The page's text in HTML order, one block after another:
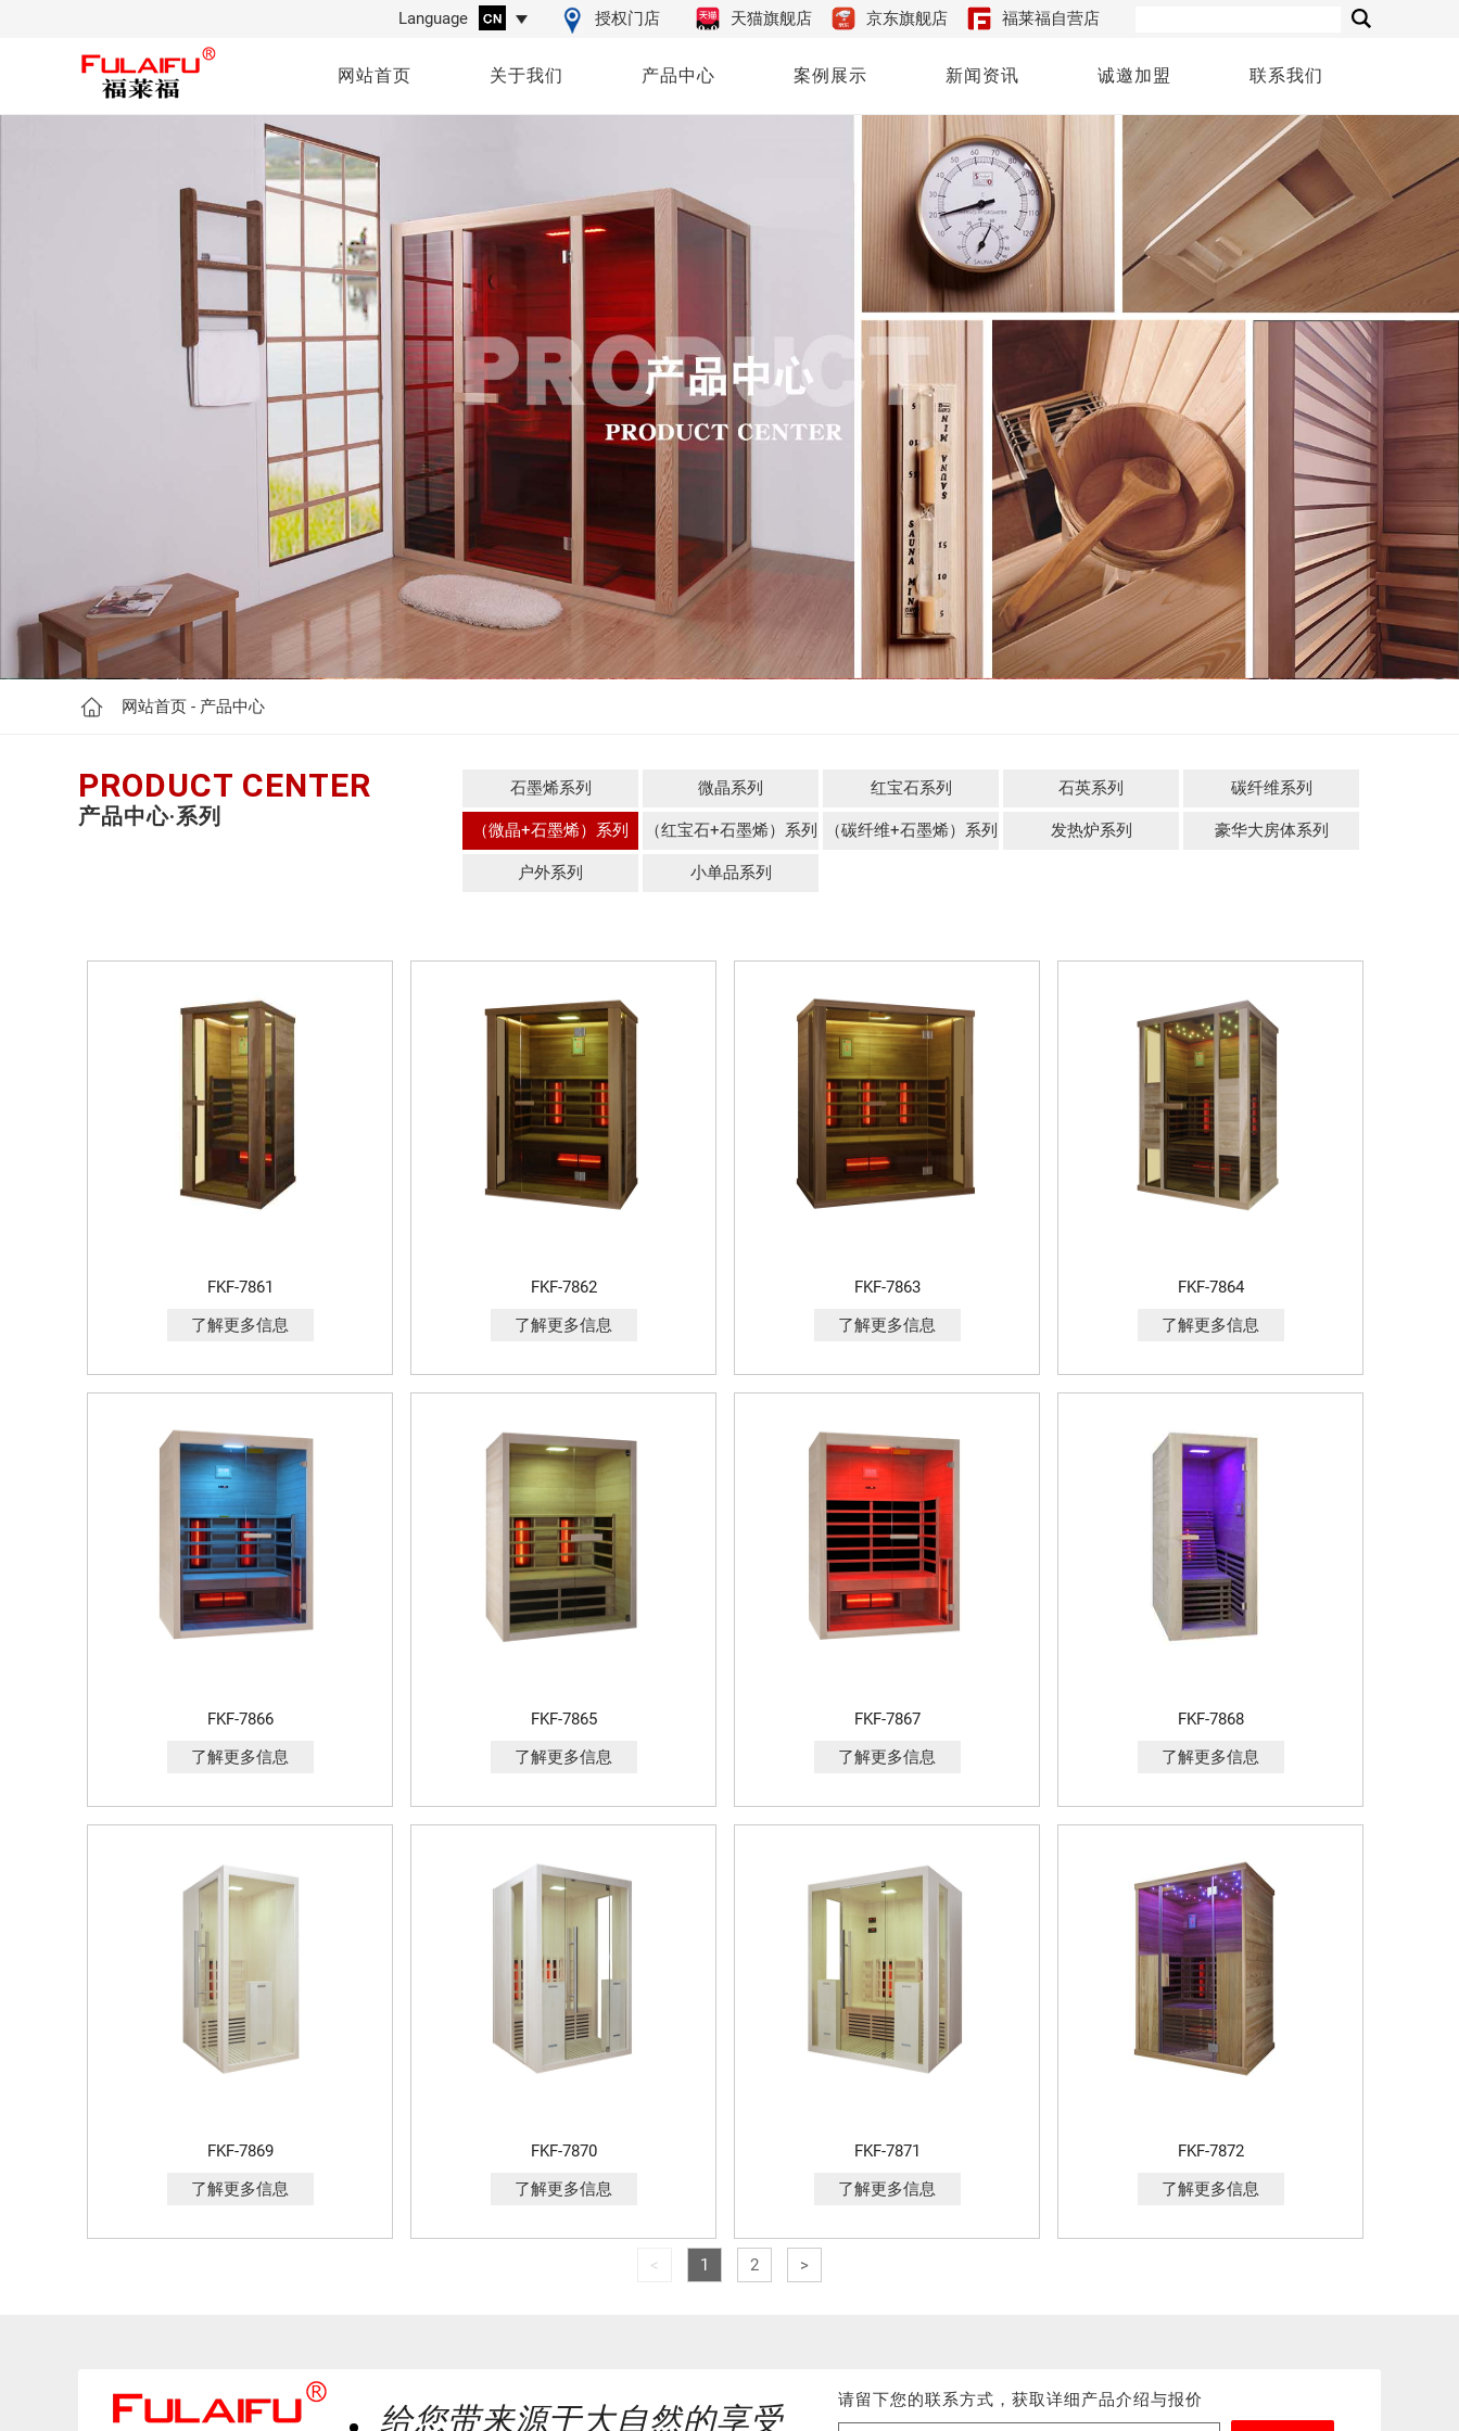
Language
授权门店 天猫旗舰店 京东旗舰店 福莱福自营店
网站首页 关于我们 产品中心 案例展示 新闻资讯 诚邀加盟 联系我们
网站首页 - 产品中心
PRODUCT CENTER
产品中心·系列
石墨烯系列 微晶系列 红宝石系列 石英系列 碳纤维系列
（微晶+石墨烯）系列 （红宝石+石墨烯）系列 （碳纤维+石墨烯）系列 发热炉系列 豪华大房体系列
户外系列 小单品系列
FKF-7861
了解更多信息
FKF-7862
了解更多信息
FKF-7863
了解更多信息
FKF-7864
了解更多信息
FKF-7866
了解更多信息
FKF-7865
了解更多信息
FKF-7867
了解更多信息
FKF-7868
了解更多信息
FKF-7869
了解更多信息
FKF-7870
了解更多信息
FKF-7871
了解更多信息
FKF-7872
了解更多信息
< 1 2 >
给您带来源于大自然的享受
请留下您的联系方式，获取详细产品介绍与报价